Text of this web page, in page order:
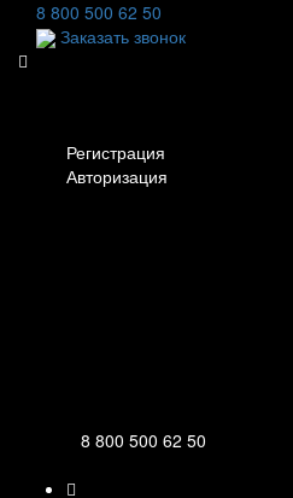
8 800 500 62 50
Заказать звонок
Регистрация
Авторизация
8 800 500 62 50